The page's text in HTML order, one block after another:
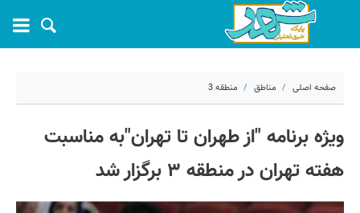
صفحه اصلی مناطق منطقه 3
کد مطلب: 73457
ویژه‌ برنامه "از طهران تا تهران"به‌ مناسبت
هفته تهران در منطقه ۳ برگزار شد